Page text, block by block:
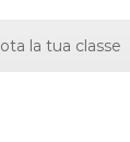
la tua classe